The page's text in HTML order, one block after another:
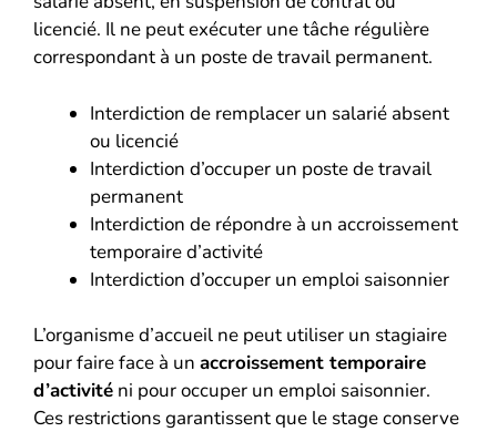
licencié. Il ne peut exécuter une tâche régulière
correspondant à un poste de travail permanent.
Interdiction de remplacer un salarié absent
ou licencié
Interdiction d’occuper un poste de travail
permanent
Interdiction de répondre à un accroissement
temporaire d’activité
Interdiction d’occuper un emploi saisonnier
L’organisme d’accueil ne peut utiliser un stagiaire
pour faire face à un accroissement temporaire
d’activité ni pour occuper un emploi saisonnier.
Ces restrictions garantissent que le stage conserve